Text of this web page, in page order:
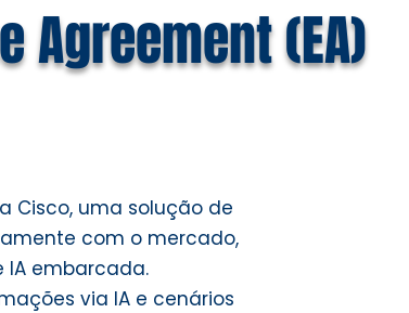
Agreement (EA)
Cisco, uma solução de
com o mercado,
IA embarcada.
via IA e cenários